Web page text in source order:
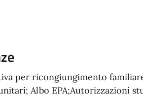
per ricongiungimento
Albo EPA;Autorizzazioni